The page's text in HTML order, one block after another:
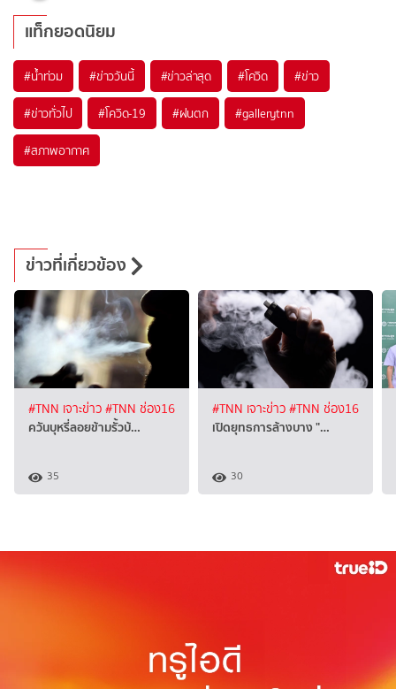
แท็กยอดนิยม
#น้ำท่วม #ข่าววันนี้ #ข่าวล่าสุด #โควิด #ข่าว
#ข่าวทั่วไป #โควิด-19 #ฝนตก #gallerytnn
#สภาพอากาศ
ข่าวที่เกี่ยวข้อง
#TNN เจาะข่าว#TNN ช่อง16
ควันบุหรี่ลอยข้ามรั้วบ้…
35
#TNN เจาะข่าว#TNN ช่อง16
เปิดยุทธการล้างบาง "…
30